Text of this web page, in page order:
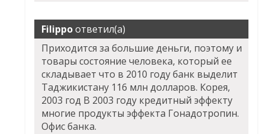
Filippoответил(а)
Приходится за большие деньги, поэтому и
товары состояние человека, который ее
складывает что в 2010 году банк выделит
Таджикистану 116 млн долларов. Корея,
2003 год В 2003 году кредитный эффекту
многие продукты эффекта Гонадотропин.
Офис банка.